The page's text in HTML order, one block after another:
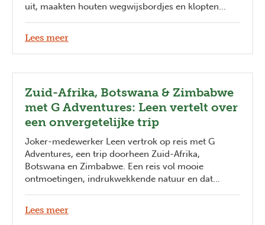
uit, maakten houten wegwijsbordjes en klopten
mountainbikers meteen hun dorst kunnen lessen.
Lees meer
Zuid-Afrika, Botswana & Zimbabwe
met G Adventures: Leen vertelt over
een onvergetelijke trip
Joker-medewerker Leen vertrok op reis met G
Adventures, een trip doorheen Zuid-Afrika,
Botswana en Zimbabwe. Een reis vol mooie
ontmoetingen, indrukwekkende natuur en dat
Lees meer